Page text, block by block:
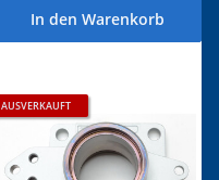
In den Warenkorb
AUSVERKAUFT